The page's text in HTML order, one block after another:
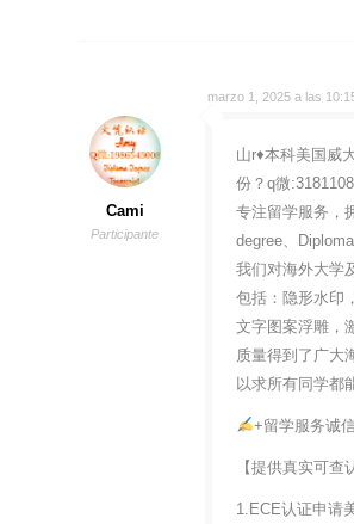
marzo 1, 2025 a las
Cami
Participante
山r♦本科美国威
份？q微
专注留学服务，
degree、
我们对海外大学
包括：隐形水印
文字图案浮雕，
质量得到了广大
以求所有同学都
+留学服务诚
【提供真实可查
1.ECE认证申请